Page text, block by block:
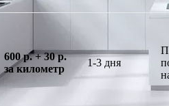
600 р. + 30 р.
за километр
1-3 дня